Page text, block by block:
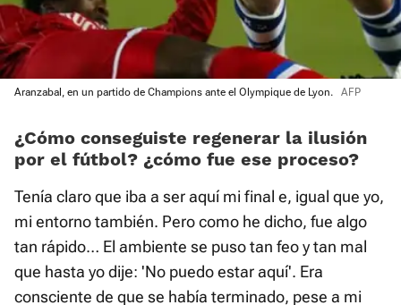
Aranzabal, en un partido de Champions ante el Olympique de Lyon. AFP
¿Cómo conseguiste regenerar la ilusión
por el fútbol? ¿cómo fue ese proceso?
Tenía claro que iba a ser aquí mi final e, igual que yo,
mi entorno también. Pero como he dicho, fue algo
tan rápido… El ambiente se puso tan feo y tan mal
que hasta yo dije: 'No puedo estar aquí'. Era
consciente de que se había terminado, pese a mi